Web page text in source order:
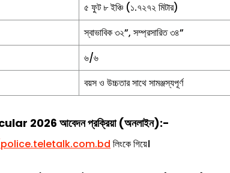
৫ ফুট ৮ ইঞ্চি (১.৭২৭২ মিটার)
স্বাভাবিক ৩২”, সম্প্রসারিত ৩৪”
৬/৬
বয়স ও উচ্চতার সাথে সামঞ্জস্যপূর্ণ
2026 আবেদন প্রক্রিয়া (অনলাইন):-
লিংকে গিয়ে।